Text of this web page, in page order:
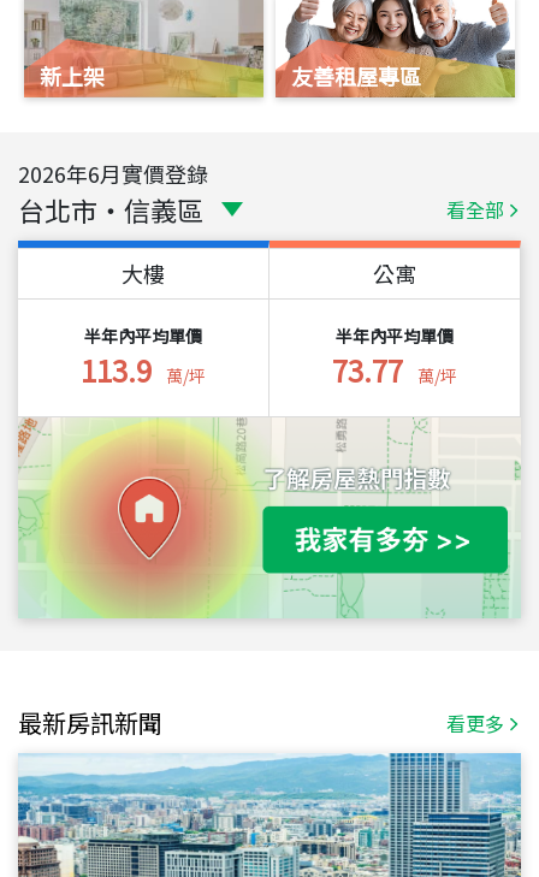
新上架 友善租屋專區
2026年6月實價登錄
台北市 ・ 信義區 看全部
大樓
半年內平均單價
113.9 萬/坪
公寓
半年內平均單價
73.77 萬/坪
最新房訊新聞 看更多